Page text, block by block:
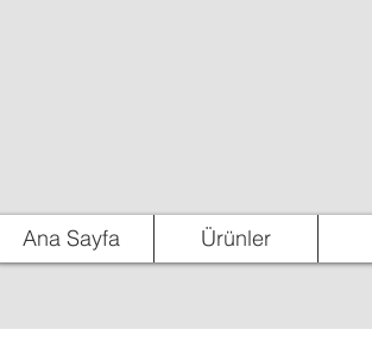
Ana Sayfa Ürünler